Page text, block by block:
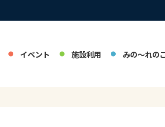
イベント 施設利用 みの～れの